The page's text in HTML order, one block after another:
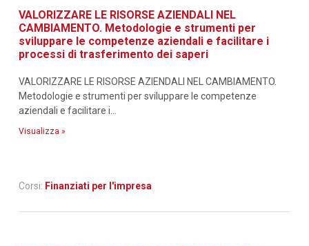
VALORIZZARE LE RISORSE AZIENDALI NEL
CAMBIAMENTO. Metodologie e strumenti per
sviluppare le competenze aziendali e facilitare i
processi di trasferimento dei saperi
VALORIZZARE LE RISORSE AZIENDALI NEL CAMBIAMENTO.
Metodologie e strumenti per sviluppare le competenze
aziendali e facilitare i...
Visualizza »
Corsi: Finanziati per l'impresa